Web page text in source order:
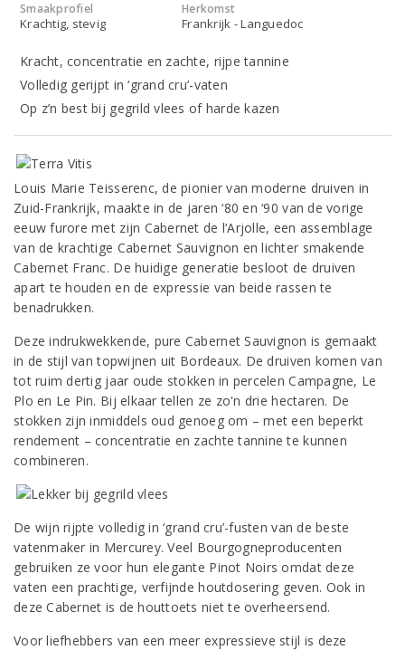
Smaakprofiel
Krachtig, stevig
Herkomst
Frankrijk - Languedoc
Kracht, concentratie en zachte, rijpe tannine
Volledig gerijpt in ‘grand cru’-vaten
Op z’n best bij gegrild vlees of harde kazen
Louis Marie Teisserenc, de pionier van moderne druiven in
Zuid-Frankrijk, maakte in de jaren ‘80 en ‘90 van de vorige
eeuw furore met zijn Cabernet de l‘Arjolle, een assemblage
van de krachtige Cabernet Sauvignon en lichter smakende
Cabernet Franc. De huidige generatie besloot de druiven
apart te houden en de expressie van beide rassen te
benadrukken.
Deze indrukwekkende, pure Cabernet Sauvignon is gemaakt
in de stijl van topwijnen uit Bordeaux. De druiven komen van
tot ruim dertig jaar oude stokken in percelen Campagne, Le
Plo en Le Pin. Bij elkaar tellen ze zo'n drie hectaren. De
stokken zijn inmiddels oud genoeg om – met een beperkt
rendement – concentratie en zachte tannine te kunnen
combineren.
De wijn rijpte volledig in ‘grand cru’-fusten van de beste
vatenmaker in Mercurey. Veel Bourgogneproducenten
gebruiken ze voor hun elegante Pinot Noirs omdat deze
vaten een prachtige, verfijnde houtdosering geven. Ook in
deze Cabernet is de houttoets niet te overheersend.
Voor liefhebbers van een meer expressieve stijl is deze